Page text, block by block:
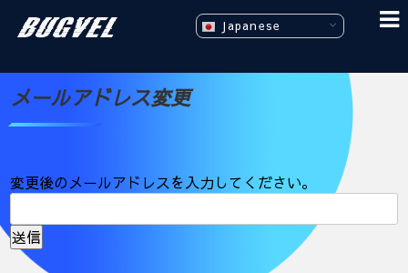
メールアドレス変更
変更後のメールアドレスを入力してください。
送信
Japanese